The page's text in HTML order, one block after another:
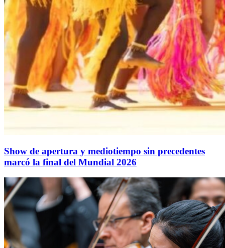
Show de apertura y mediotiempo sin precedentes
marcó la final del Mundial 2026